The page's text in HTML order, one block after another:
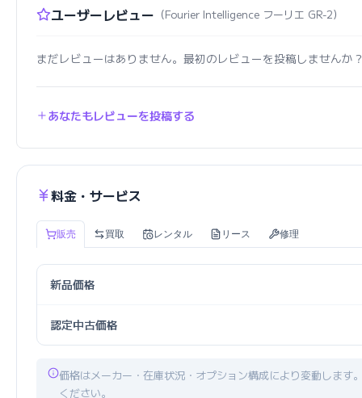
ユーザーレビュー （Fourier Intelligence フーリエ GR-2）
まだレビューはありません。最初のレビューを投稿しませんか
あなたもレビューを投稿する
料金・サービス
販売 買取 レンタル リース 修理
新品価格
認定中古価格
価格はメーカー・在庫状況・オプション構成により変動します
ください。